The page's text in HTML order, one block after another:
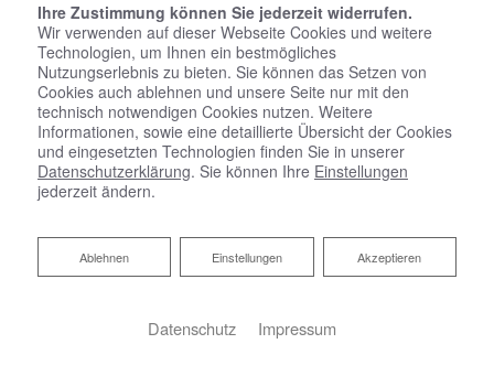
Ihre Zustimmung können Sie jederzeit widerrufen.
Wir verwenden auf dieser Webseite Cookies und weitere
Technologien, um Ihnen ein bestmögliches
Nutzungserlebnis zu bieten. Sie können das Setzen von
Cookies auch ablehnen und unsere Seite nur mit den
technisch notwendigen Cookies nutzen. Weitere
Informationen, sowie eine detaillierte Übersicht der Cookies
und eingesetzten Technologien finden Sie in unserer
Datenschutzerklärung. Sie können Ihre Einstellungen
jederzeit ändern.
Akzeptieren
Einstellungen
Ablehnen
Ablehnen
Datenschutz Impressum